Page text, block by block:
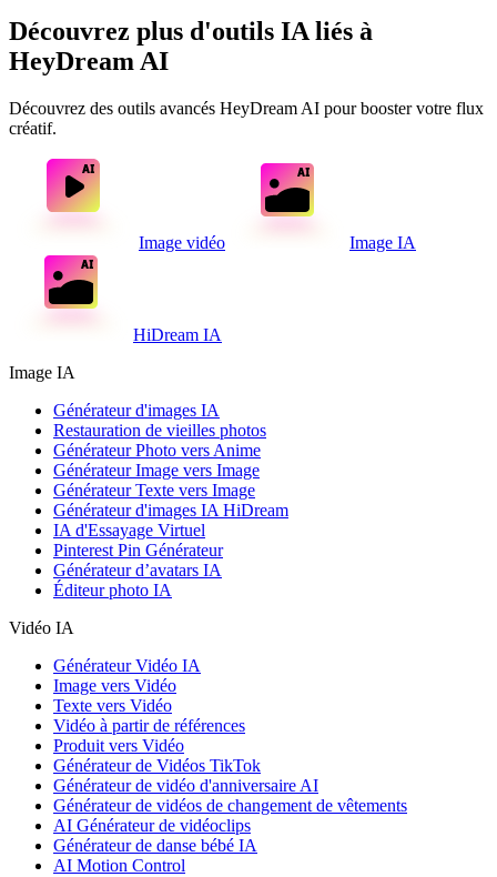
Découvrez plus d'outils IA liés à
HeyDream AI
Découvrez des outils avancés HeyDream AI pour booster votre flux
créatif.
Image vidéo Image IA
HiDream IA
Image IA
Générateur d'images IA
Restauration de vieilles photos
Générateur Photo vers Anime
Générateur Image vers Image
Générateur Texte vers Image
Générateur d'images IA HiDream
IA d'Essayage Virtuel
Pinterest Pin Générateur
Générateur d’avatars IA
Éditeur photo IA
Vidéo IA
Générateur Vidéo IA
Image vers Vidéo
Texte vers Vidéo
Vidéo à partir de références
Produit vers Vidéo
Générateur de Vidéos TikTok
Générateur de vidéo d'anniversaire AI
Générateur de vidéos de changement de vêtements
AI Générateur de vidéoclips
Générateur de danse bébé IA
AI Motion Control